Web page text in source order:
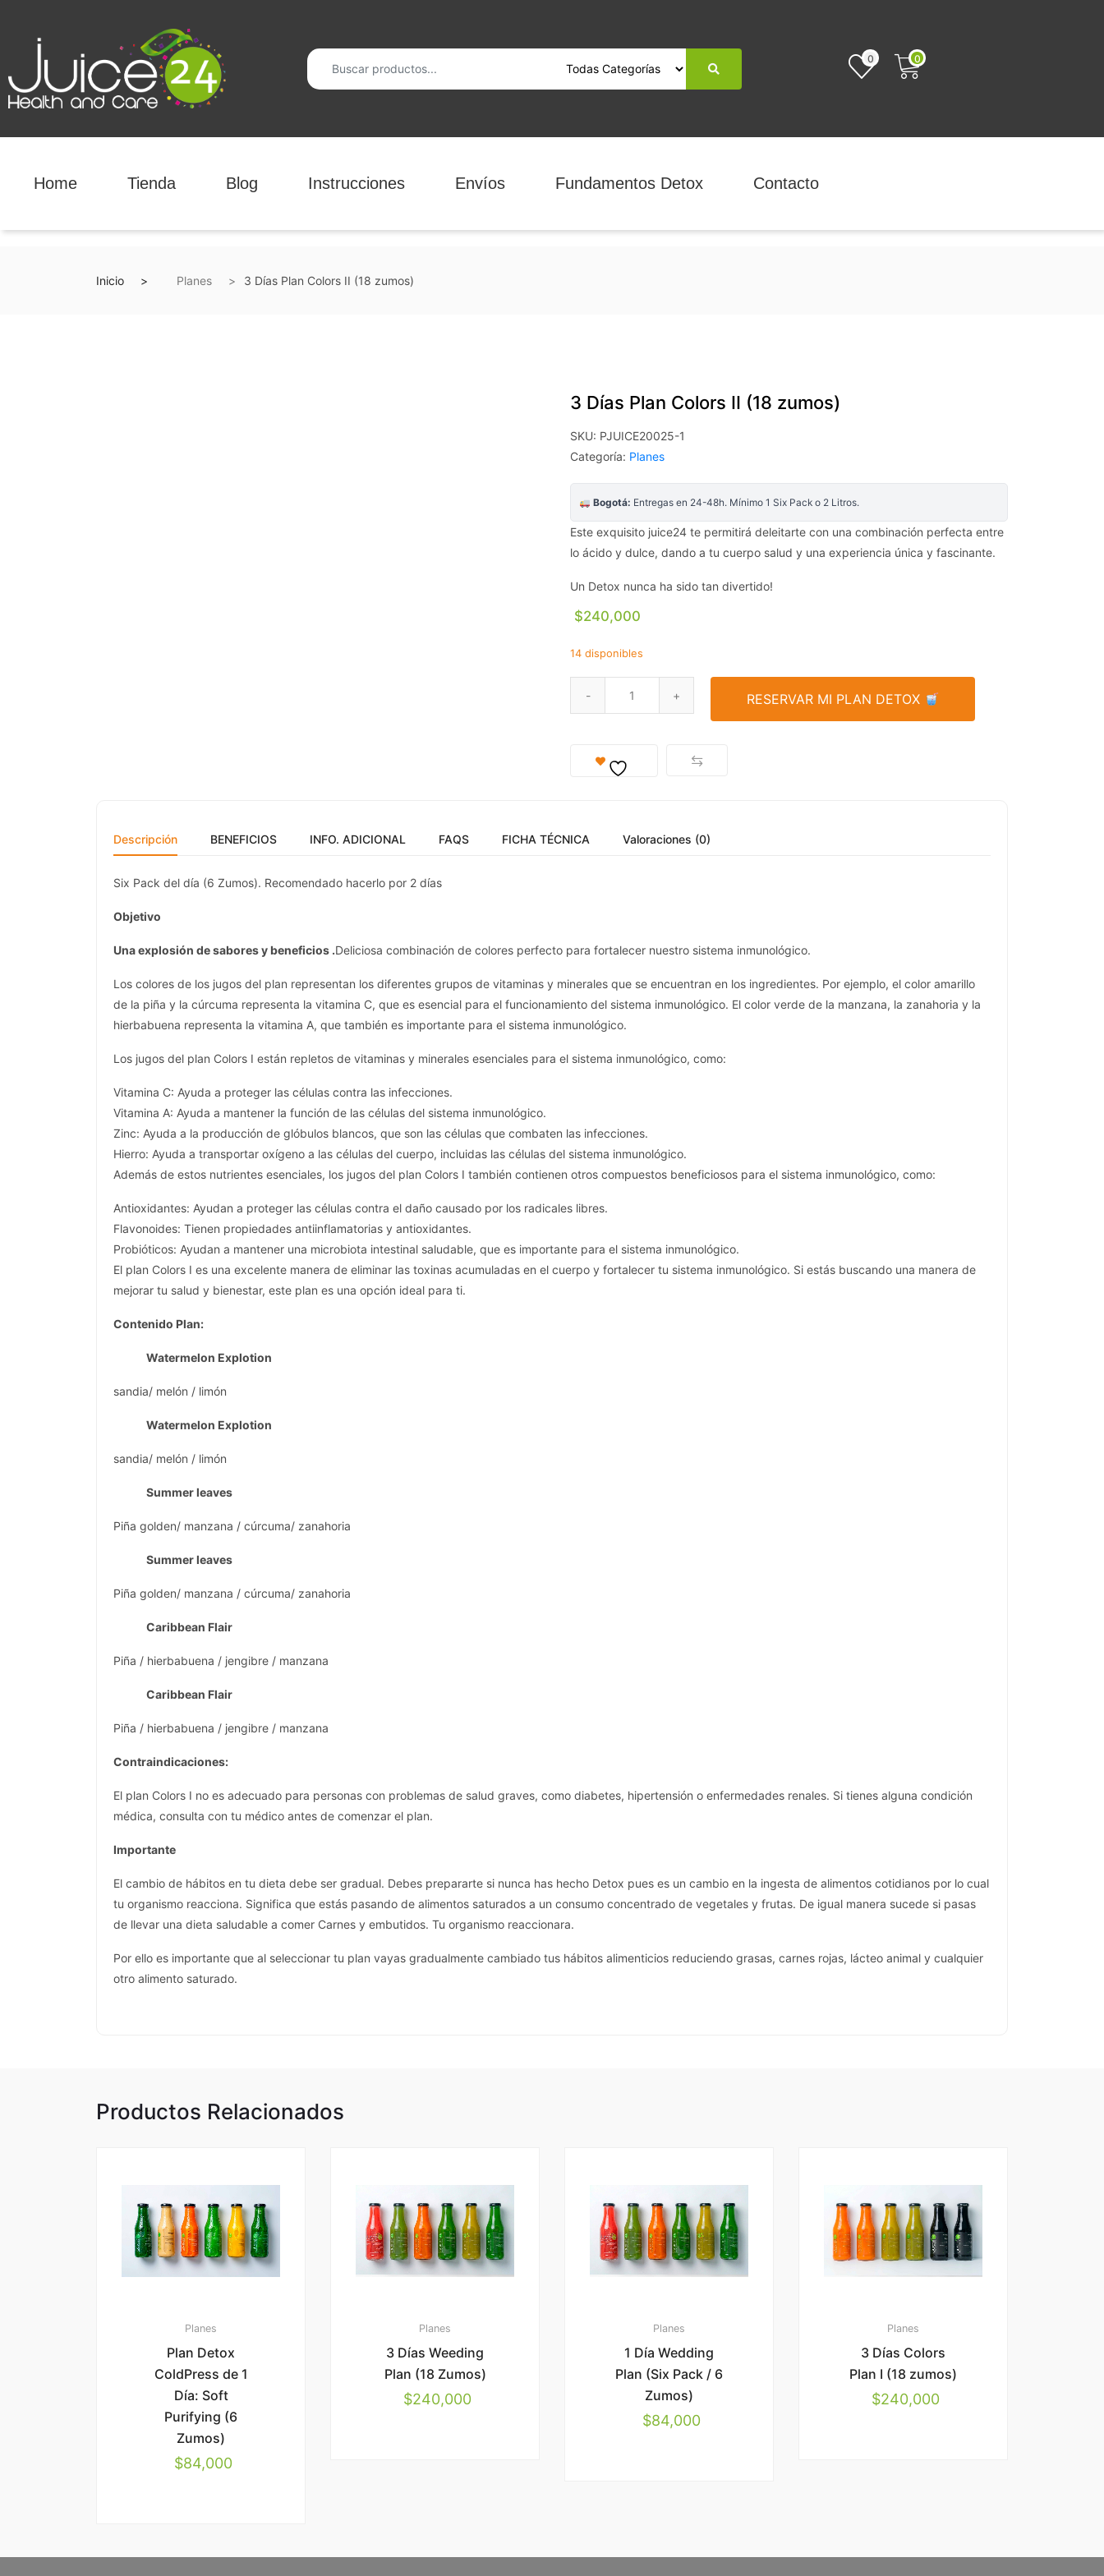
0 0
Home Tienda Blog Instrucciones Envíos Fundamentos Detox Contacto
Inicio Planes 3 Días Plan Colors II (18 zumos)
3 Días Plan Colors II (18 zumos)
SKU: PJUICE20025-1
Categoría: Planes
Bogotá: Entregas en 24-48h. Mínimo 1 Six Pack o 2 Litros.
Este exquisito juice24 te permitirá deleitarte con una combinación perfecta entre
lo ácido y dulce, dando a tu cuerpo salud y una experiencia única y fascinante.
Un Detox nunca ha sido tan divertido!
$240,000
14 disponibles
RESERVAR MI PLAN DETOX
Descripción BENEFICIOS INFO. ADICIONAL FAQS FICHA TÉCNICA Valoraciones (0)
Six Pack del día (6 Zumos). Recomendado hacerlo por 2 días
Objetivo
Una explosión de sabores y beneficios .Deliciosa combinación de colores perfecto para fortalecer nuestro sistema inmunológico.
Los colores de los jugos del plan representan los diferentes grupos de vitaminas y minerales que se encuentran en los ingredientes. Por ejemplo, el color amarillo
de la piña y la cúrcuma representa la vitamina C, que es esencial para el funcionamiento del sistema inmunológico. El color verde de la manzana, la zanahoria y la
hierbabuena representa la vitamina A, que también es importante para el sistema inmunológico.
Los jugos del plan Colors I están repletos de vitaminas y minerales esenciales para el sistema inmunológico, como:
Vitamina C: Ayuda a proteger las células contra las infecciones.
Vitamina A: Ayuda a mantener la función de las células del sistema inmunológico.
Zinc: Ayuda a la producción de glóbulos blancos, que son las células que combaten las infecciones.
Hierro: Ayuda a transportar oxígeno a las células del cuerpo, incluidas las células del sistema inmunológico.
Además de estos nutrientes esenciales, los jugos del plan Colors I también contienen otros compuestos beneficiosos para el sistema inmunológico, como:
Antioxidantes: Ayudan a proteger las células contra el daño causado por los radicales libres.
Flavonoides: Tienen propiedades antiinflamatorias y antioxidantes.
Probióticos: Ayudan a mantener una microbiota intestinal saludable, que es importante para el sistema inmunológico.
El plan Colors I es una excelente manera de eliminar las toxinas acumuladas en el cuerpo y fortalecer tu sistema inmunológico. Si estás buscando una manera de
mejorar tu salud y bienestar, este plan es una opción ideal para ti.
Contenido Plan:
Watermelon Explotion
sandia/ melón / limón
Watermelon Explotion
sandia/ melón / limón
Summer leaves
Piña golden/ manzana / cúrcuma/ zanahoria
Summer leaves
Piña golden/ manzana / cúrcuma/ zanahoria
Caribbean Flair
Piña / hierbabuena / jengibre / manzana
Caribbean Flair
Piña / hierbabuena / jengibre / manzana
Contraindicaciones:
El plan Colors I no es adecuado para personas con problemas de salud graves, como diabetes, hipertensión o enfermedades renales. Si tienes alguna condición
médica, consulta con tu médico antes de comenzar el plan.
Importante
El cambio de hábitos en tu dieta debe ser gradual. Debes prepararte si nunca has hecho Detox pues es un cambio en la ingesta de alimentos cotidianos por lo cual
tu organismo reacciona. Significa que estás pasando de alimentos saturados a un consumo concentrado de vegetales y frutas. De igual manera sucede si pasas
de llevar una dieta saludable a comer Carnes y embutidos. Tu organismo reaccionara.
Por ello es importante que al seleccionar tu plan vayas gradualmente cambiado tus hábitos alimenticios reduciendo grasas, carnes rojas, lácteo animal y cualquier
otro alimento saturado.
Productos Relacionados
Planes
Plan Detox
ColdPress de 1
Día: Soft
Purifying (6
Zumos)
$84,000
Planes
3 Días Weeding
Plan (18 Zumos)
$240,000
Planes
1 Día Wedding
Plan (Six Pack / 6
Zumos)
$84,000
Planes
3 Días Colors
Plan I (18 zumos)
$240,000